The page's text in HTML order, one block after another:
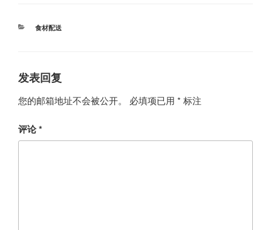
分
食材配送
发表回复
您的邮箱地址不会被公开。 必填项已用 * 标注
评论*